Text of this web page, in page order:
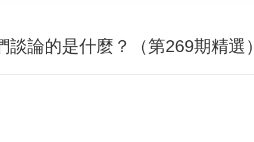
論的是什麼？（第269期精選）